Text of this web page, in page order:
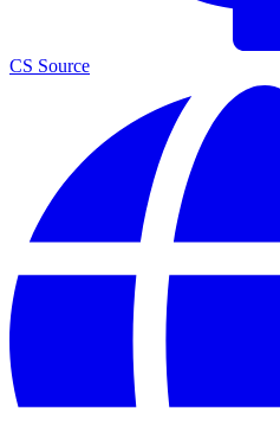
CS Source